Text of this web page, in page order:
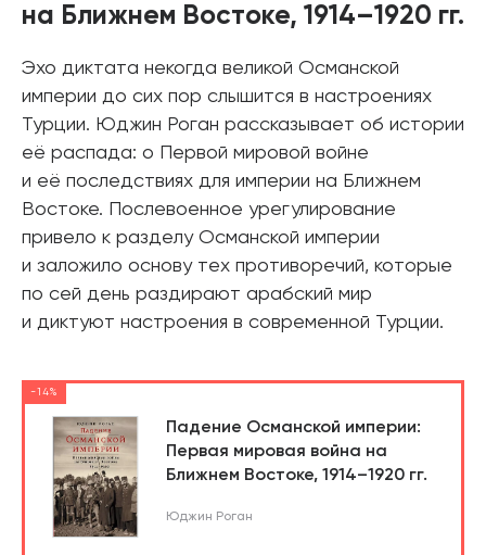
на Ближнем Востоке, 1914–1920 гг.
Эхо диктата некогда великой Османской
империи до сих пор слышится в настроениях
Турции. Юджин Роган рассказывает об истории
её распада: о Первой мировой войне
и её последствиях для империи на Ближнем
Востоке. Послевоенное урегулирование
привело к разделу Османской империи
и заложило основу тех противоречий, которые
по сей день раздирают арабский мир
и диктуют настроения в современной Турции.
-14%
Падение Османской империи:
Первая мировая война на
Ближнем Востоке, 1914–1920 гг.
Юджин Роган